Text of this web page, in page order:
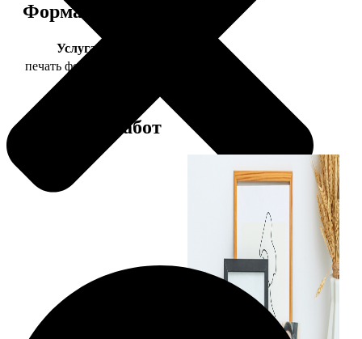
Форматы и цены
Услуга
печать фото 13х18
Примеры работ